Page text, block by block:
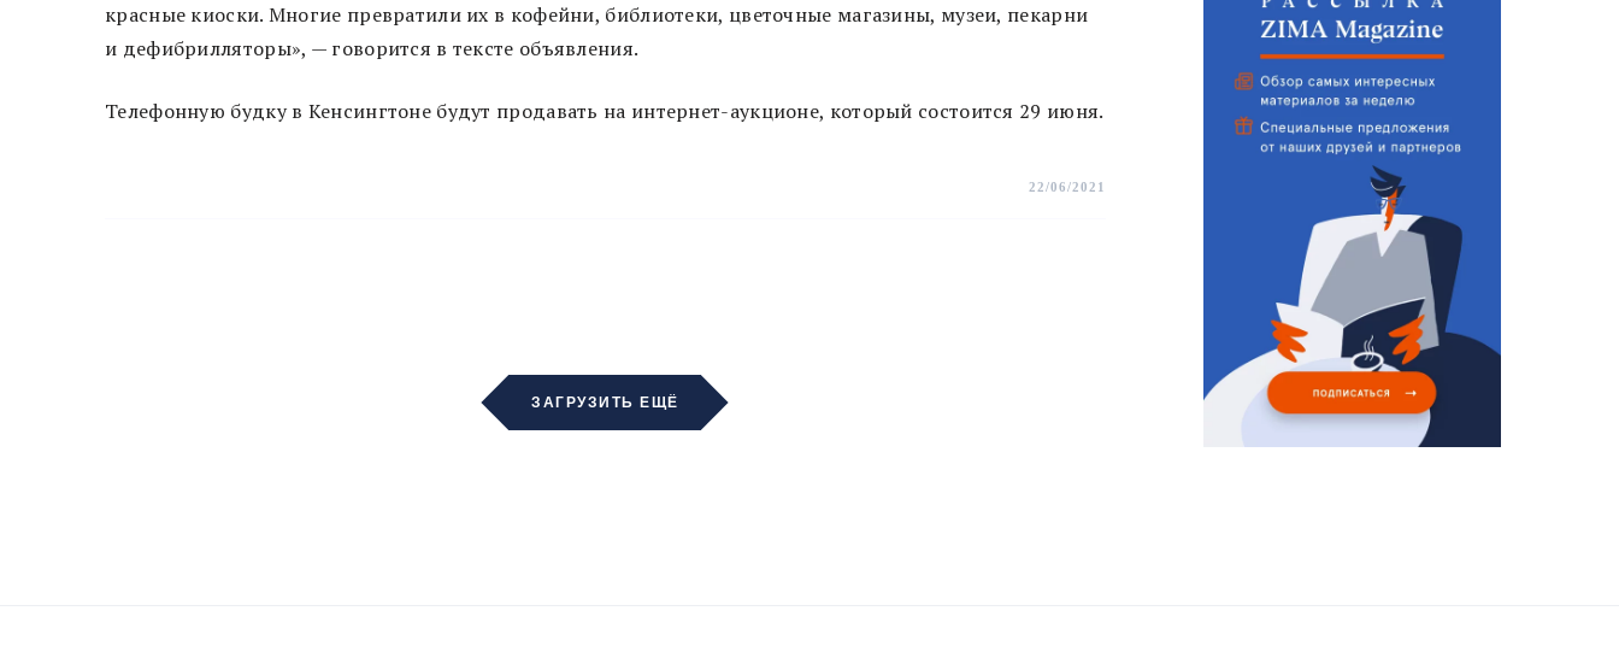
красные киоски. Многие превратили их в кофейни, библиотеки, цветочные магазины, музеи, пекарни
и дефибрилляторы», — говорится в тексте объявления.
Телефонную будку в Кенсингтоне будут продавать на интернет-аукционе, который состоится 29 июня.
22/06/2021
ЗАГРУЗИТЬ ЕЩЁ